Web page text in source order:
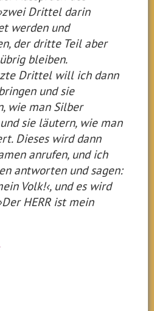
Drittel darin
werden und
der dritte Teil aber
bleiben.
Drittel will ich dann
und sie
wie man Silber
sie läutern, wie man
Dieses wird dann
anrufen, und ich
antworten und sagen:
Volk!‹, und es wird
HERR ist mein